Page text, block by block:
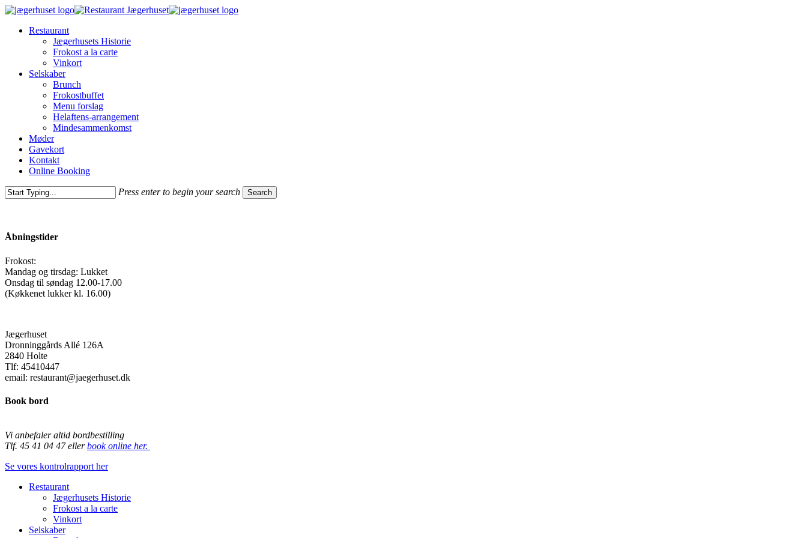
Skip
main
Menu
Restaurant
Jægerhusets Historie
Frokost a la carte
Vinkort
Selskaber
Brunch
Frokostbuffet
Menu forslag
Helaftens-arrangement
Mindesammenkomst
Møder
Gavekort
Kontakt
Online Booking
Press enter to begin your search Search
Åbningstider
Frokost:
Mandag og tirsdag: Lukket
Onsdag til søndag 12.00-17.00
(Køkkenet lukker kl. 16.00)
Jægerhuset
Dronninggårds Allé 126A
2840 Holte
Tlf: 45410447
email: restaurant@jaegerhuset.dk
Book bord
Vi anbefaler altid bordbestilling
Tlf. 45 41 04 47 ellerbook online her.
Se vores kontrolrapport her
Close
Restaurant
Jægerhusets Historie
Frokost a la carte
Vinkort
Selskaber